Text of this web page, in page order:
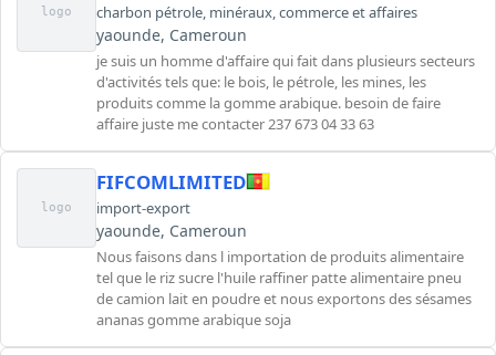
logo charbon pétrole, minéraux,commerce et affaires
yaounde, Cameroun
je suis un homme d'affaire qui fait dans plusieurs secteurs
d'activités tels que: le bois, le pétrole, les mines, les
produits comme la gomme arabique. besoin de faire
affaire juste me contacter 237 673 04 33 63
logo
FIFCOMLIMITED
import-export
yaounde, Cameroun
Nous faisons dans l importation de produits alimentaire
tel que le riz sucre l'huile raffiner patte alimentaire pneu
de camion lait en poudre et nous exportons des sésames
ananas gomme arabique soja